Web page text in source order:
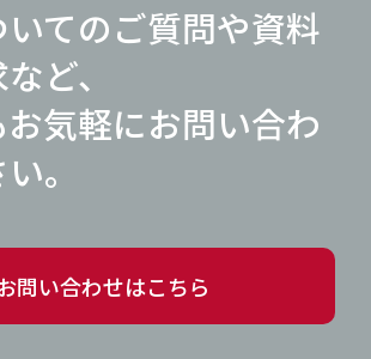
てのご質問や資料
ど、
気軽にお問い合わ
。
問い合わせはこちら